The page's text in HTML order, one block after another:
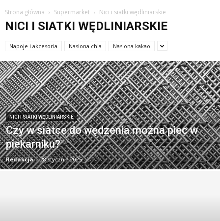
Strona główna Supermarket Nici i siatki wędliniarskie
NICI I SIATKI WĘDLINIARSKIE
Napoje i akcesoria Nasiona chia Nasiona kakao
NICI I SIATKI WĘDLINIARSKIE
Czy w siatce do wędzenia można piec w
piekarniku?
Redakcja - 28 stycznia 2025